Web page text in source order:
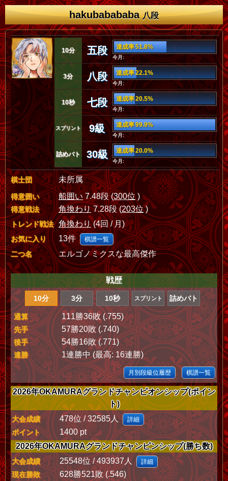
hakubabababa八段
10分 五段 達成率 51.8%
今月:
3分 八段 達成率 22.1%
今月:
10秒 七段 達成率 20.5%
今月:
スプリント 9級 達成率 99.9%
今月:
詰めバト 30級 達成率 20.0%
今月:
棋士団 未所属
得意囲い 船囲い7.48段 (300位)
得意戦法 角換わり7.28段 (203位)
トレンド戦法 角換わり(4回 / 月)
お気に入り 13件 棋譜一覧
二つ名 エルゴノミクスな最高傑作
戦歴
10分 3分 10秒 スプリント 詰めバト
通算 111勝36敗 (.755)
先手 57勝20敗 (.740)
後手 54勝16敗 (.771)
連勝 1連勝中 (最高: 16連勝)
月別段級位履歴 棋譜一覧
2026年OKAMURAグランドチャンピオンシップ(ポイン
ト)
大会成績 478位 / 32585人 詳細
ポイント
1400 pt
2026年OKAMURAグランドチャンピンシップ(勝ち数)
大会成績 25548位 / 493937人 詳細
現在勝敗 628勝521敗 (.546)